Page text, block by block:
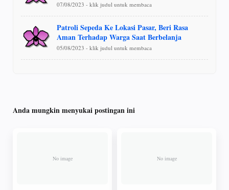
07/08/2023 - klik judul untuk membaca
Patroli Sepeda Ke Lokasi Pasar, Beri Rasa
Aman Terhadap Warga Saat Berbelanja
05/08/2023 - klik judul untuk membaca
Anda mungkin menyukai postingan ini